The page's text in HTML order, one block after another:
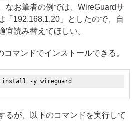
なお筆者の例では、WireGuardサ
「192.168.1.20」としたので、自
宜読み替えてほしい。
マンドでインストールできる。
install -y wireguard
が、以下のコマンドを実行して